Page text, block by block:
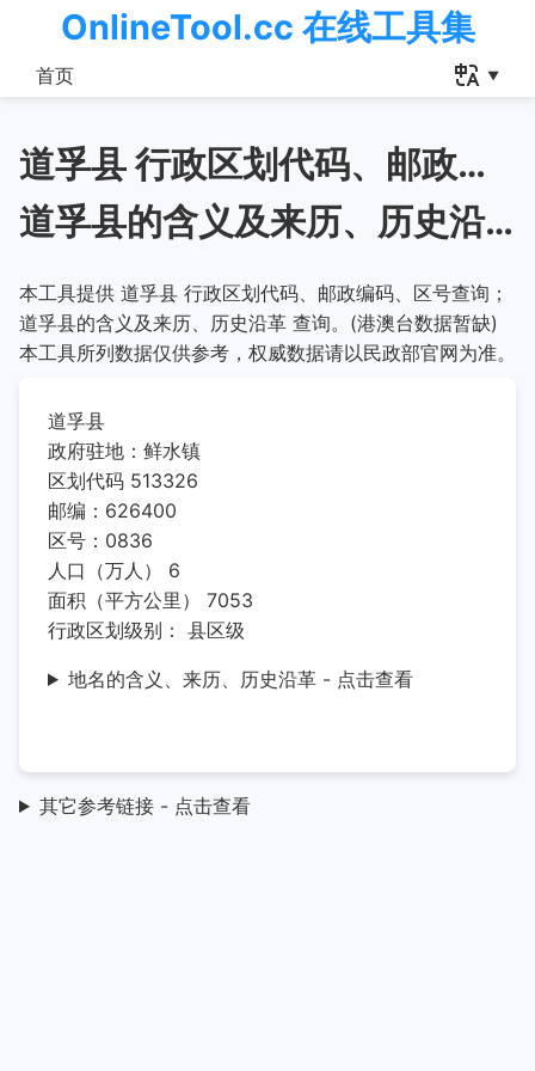
OnlineTool.cc 在线工具集
首页
道孚县 行政区划代码、邮政编码、区号查询
道孚县的含义及来历、历史沿革
本工具提供 道孚县 行政区划代码、邮政编码、区号查询；
道孚县的含义及来历、历史沿革 查询。(港澳台数据暂缺)
本工具所列数据仅供参考，权威数据请以民政部官网为准。
道孚县
政府驻地：鲜水镇
区划代码 513326
邮编：626400
区号：0836
人口（万人） 6
面积（平方公里） 7053
行政区划级别： 县区级
地名的含义、来历、历史沿革 - 点击查看
其它参考链接 - 点击查看